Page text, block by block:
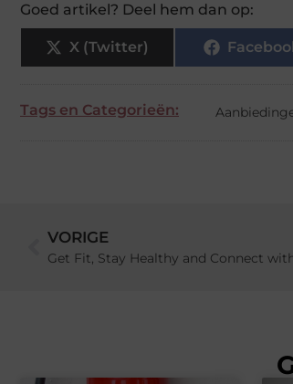
Goed artikel? Deel hem dan op:
X (Twitter)
Tags en Categorieën:
VORIGE
Get Fit, Stay Healthy and Connect